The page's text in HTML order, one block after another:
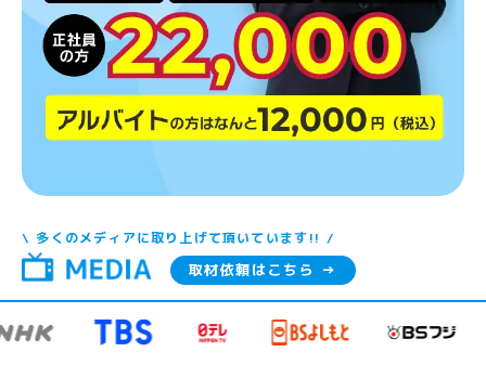
\ 多くのメディアに取り上げて頂いています!! /
取材依頼はこちら →